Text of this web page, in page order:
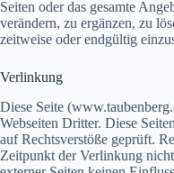
Seiten oder das gesamte
verändern, zu ergänzen, zu
zeitweise oder endgültig
Verlinkung
Diese Seite
Webseiten Dritter. Diese
auf Rechtsverstöße geprüft.
Zeitpunkt der Verlinkung